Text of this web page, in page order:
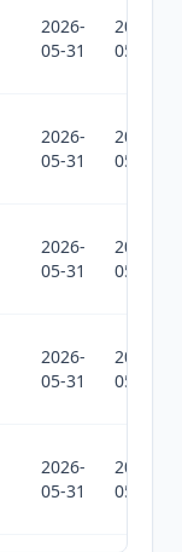
2026-
05-31
2026-
05-31
2026-
05-31
2026-
05-31
2026-
05-31
2026-
05-31
2026-
05-31
2026-
05-31
2026-
05-31
2026-
05-31